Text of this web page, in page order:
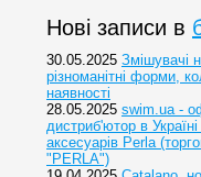
Нові записи в
30.05.2025 Змішувачі
різноманітні форми,
наявності
28.05.2025 swim.ua -
дистриб'ютор в
аксесуарів Perla
"PERLA")